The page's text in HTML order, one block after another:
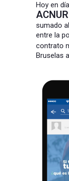
Hoy en
ACNUR
sumado
entre la
contrato
Bruselas